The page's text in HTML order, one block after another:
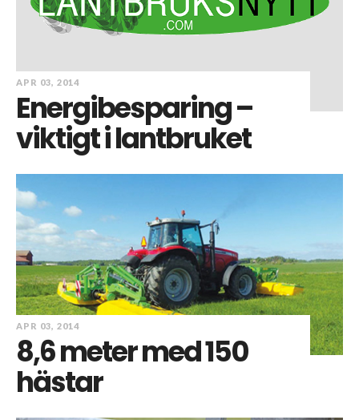
APR 03, 2014
Energibesparing –
viktigt i lantbruket
APR 03, 2014
8,6 meter med 150
hästar